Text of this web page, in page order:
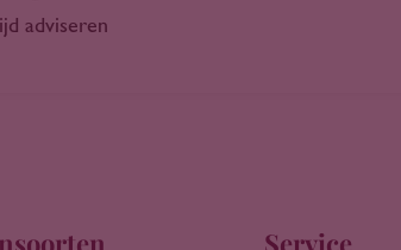
adviseren
Service